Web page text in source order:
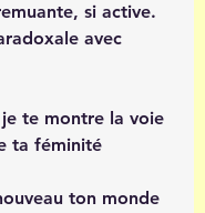
si active.
avec
te montre la voie
ta féminité
ton monde